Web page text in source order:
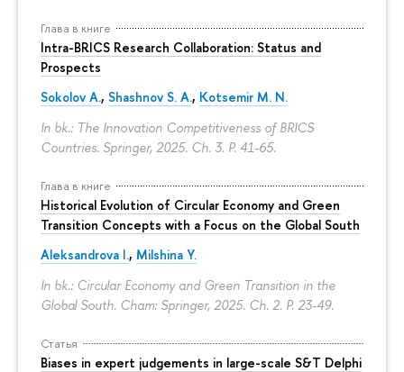
Глава в книге
Intra-BRICS Research Collaboration: Status and
Prospects
Sokolov A., Shashnov S. A., Kotsemir M. N.
In bk.: The Innovation Competitiveness of BRICS
Countries. Springer, 2025. Ch. 3. P. 41-65.
Глава в книге
Historical Evolution of Circular Economy and Green
Transition Concepts with a Focus on the Global South
Aleksandrova I., Milshina Y.
In bk.: Circular Economy and Green Transition in the
Global South. Cham: Springer, 2025. Ch. 2. P. 23-49.
Статья
Biases in expert judgements in large-scale S&T Delphi